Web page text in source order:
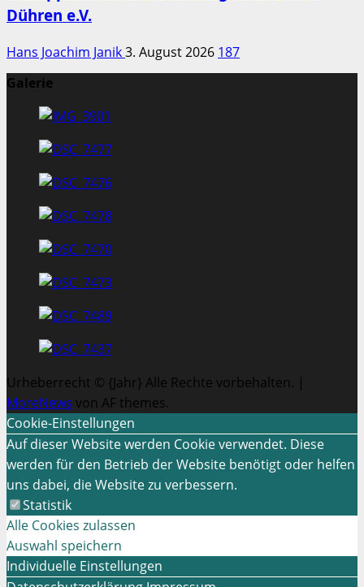
Dühren e.V.
Hans Joachim Janik3. August 2026 187
Galerie
Urheberrecht © {Jahr} Alle Rechte vorbehalten. |
MoreNews von AF themes.
Cookie-Einstellungen
Auf dieser Website werden Cookie verwendet. Diese
werden für den Betrieb der Website benötigt oder helfen
uns dabei, die Website zu verbessern.
Statistik
Alle Cookies zulassen
Auswahl speichern
Individuelle Einstellungen